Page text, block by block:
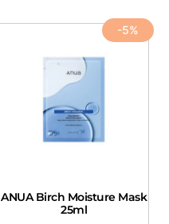
-5%
ANUA Birch Moisture Mask
25ml